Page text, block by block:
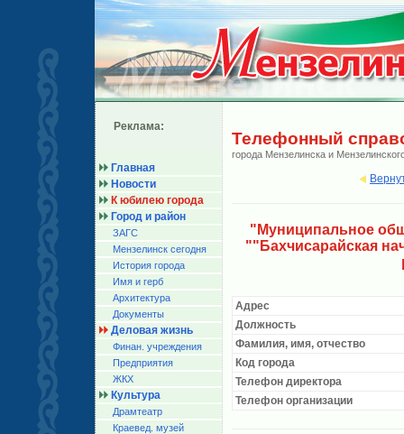
Реклама:
Главная
Новости
К юбилею города
Город и район
ЗАГС
Мензелинск сегодня
История города
Имя и герб
Архитектура
Документы
Деловая жизнь
Финан. учреждения
Предприятия
ЖКХ
Культура
Драмтеатр
Краевед. музей
Телефонный
города Мензелинска и
"Муниципальное
""Бахчисарайская
Адрес
Должность
Фамилия, имя, отчество
Код города
Телефон директора
Телефон организации